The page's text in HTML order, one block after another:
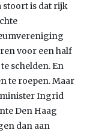
stoort is dat rijk
voor een half
schelden. En
te roepen. Maar
Ingrid
Den Haag
dan aan